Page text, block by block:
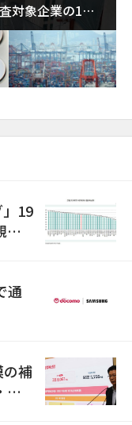
対象企業の1割
増
19
的
通
の補
安